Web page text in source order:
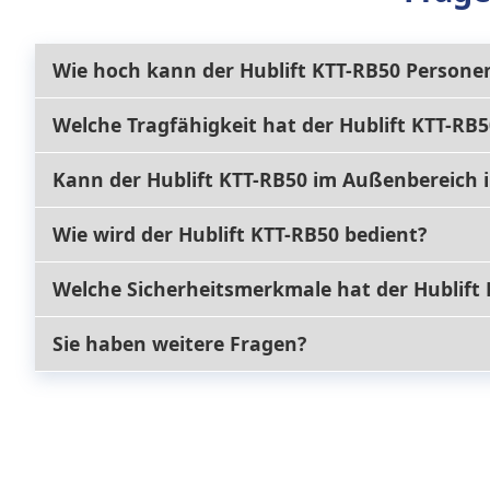
Wie hoch kann der Hublift KTT-RB50
Welche Tragfähigkeit hat der Hublift KTT-
Kann der Hublift KTT-RB50 im
witterungsbeständigen Anti-Rutsch-Belag
Wie wird der Hublift KTT-RB50 bedient?
Fernbedienung gesteuert werden.
Welche Sicherheitsmerkmale hat der Hublift
Sie haben weitere Fragen?